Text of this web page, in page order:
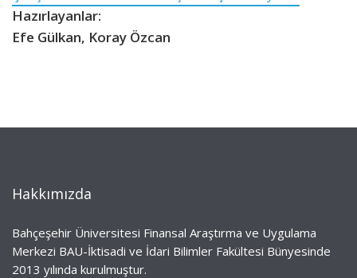
Hazırlayanlar:
Efe Gülkan, Koray Özcan
Hakkımızda
Bahçeşehir Üniversitesi Finansal Araştırma ve Uygulama
Merkezi BAU-İktisadi ve İdari Bilimler Fakültesi Bünyesinde
2013 yılında kurulmuştur.